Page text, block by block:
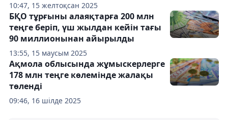
10:47, 15 желтоқсан 2025
13:55, 15 маусым 2025
БҚО тұрғыны алаяқтарға 200 млн
теңге беріп, үш жылдан кейін тағы
90 миллионынан айырылды
09:46, 16 шілде 2025
Ақмола облысында жұмыскерлерге
178 млн теңге көлемінде жалақы
төленді